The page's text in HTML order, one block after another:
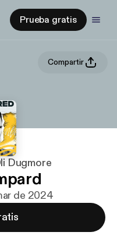
Prueba gratis
Compartir
Dugmore
de 2024